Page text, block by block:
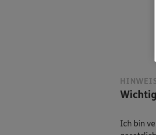
Ich bin